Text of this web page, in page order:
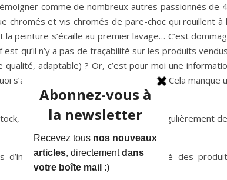
comme de nombreux autres passionnés de
chromés et vis chromés de pare-choc qui rouillent à
peinture s’écaille au premier lavage… C’est
qu’il n’y a pas de traçabilité sur les produits
adaptable) ? Or, c’est pour moi une
s’attendre en commandant le produit. Cela manque
à des prix souvent intéressants. Régulièrement
sur l’origine et la qualité des